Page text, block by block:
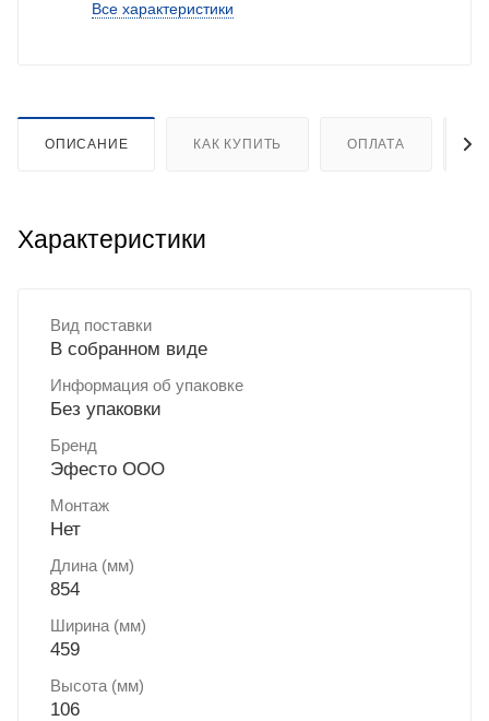
Все характеристики
ОПИСАНИЕ КАК КУПИТЬ ОПЛАТА
Характеристики
Вид поставки
В собранном виде
Информация об упаковке
Без упаковки
Бренд
Эфесто ООО
Монтаж
Нет
Длина (мм)
854
Ширина (мм)
459
Высота (мм)
106